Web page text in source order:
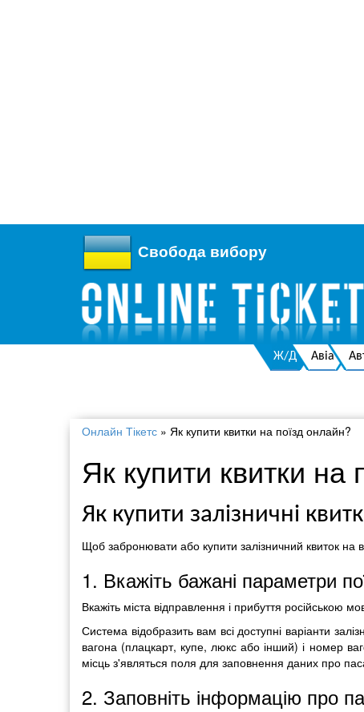
Свобода вибору
Ж/Д Авіа
Онлайн Тікетс » Як купити квитки на поїзд онлайн?
Як купити квитки на
Як купити залізничні
Щоб забронювати або купити залізничний квиток
1. Вкажіть бажані параметри
Вкажіть міста відправлення і прибуття російською
Система відобразить вам всі доступні варіанти
вагона (плацкарт, купе, люкс або інший) і номер
місць з'являться поля для заповнення даних про
2. Заповніть інформацію про